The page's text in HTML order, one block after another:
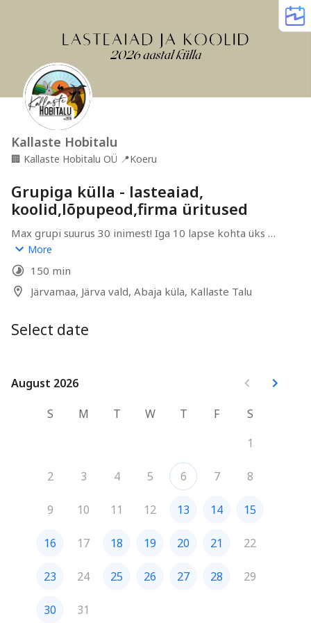
Kallaste Hobitalu
🏢 Kallaste Hobitalu OÜ 📍Koeru
Grupiga külla - lasteaiad,
koolid,lõpupeod,firma üritused
Max grupi suurus 30 inimest! Iga 10 lapse kohta üks
õpetaja/kasvataja tasuta. Oktoober-aprill külastus 5€
laps. Mai-september 7€ laps. Suuremate ürituste või
gruppide puhul võta enne broneerimist ühendust
telefoni 56700699 või emaili teel
More
150 min
Järvamaa, Järva vald, Abaja küla, Kallaste Talu
Select date
August 2026
August 2026
S
M T W T F
S
1
2 3 4 5 6 7 8
9 10 11 12 13 14 15
16 17 18 19 20 21 22
23 24 25 26 27 28 29
30 31